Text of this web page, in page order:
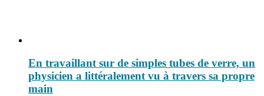
En travaillant sur de simples tubes de verre, un
physicien a littéralement vu à travers sa propre
main